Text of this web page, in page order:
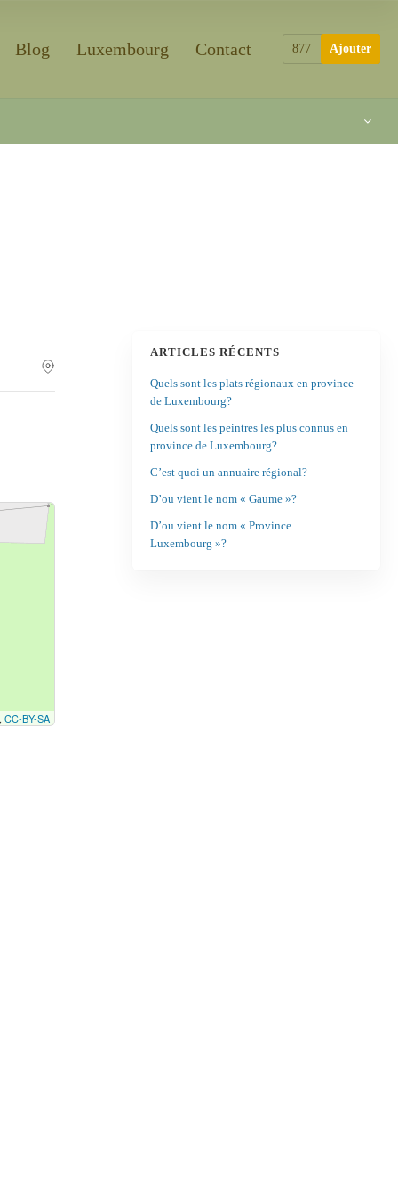
Blog Luxembourg Contact 877 Ajouter
CC-BY-SA
ARTICLES RÉCENTS
Quels sont les plats régionaux en province
de Luxembourg?
Quels sont les peintres les plus connus en
province de Luxembourg?
C’est quoi un annuaire régional?
D’ou vient le nom « Gaume »?
D’ou vient le nom « Province
Luxembourg »?